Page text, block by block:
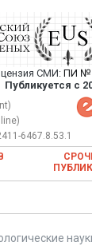
СМИ: ПИ №
Публикуется с
Ученых —
6467.8.53.1